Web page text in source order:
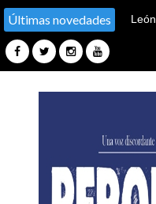
Últimas novedades
a
sin